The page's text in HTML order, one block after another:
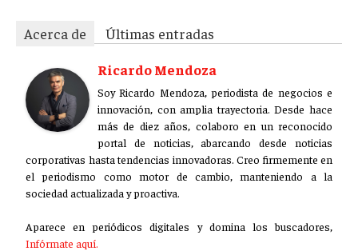
Acerca de
Últimas entradas
Ricardo Mendoza
Soy Ricardo Mendoza, periodista de negocios e
innovación, con amplia trayectoria. Desde hace
más de diez años, colaboro en un reconocido
portal de noticias, abarcando desde noticias
corporativas hasta tendencias innovadoras. Creo firmemente en
el periodismo como motor de cambio, manteniendo a la
sociedad actualizada y proactiva.
Aparece en periódicos digitales y domina los buscadores,
Infórmate aquí.